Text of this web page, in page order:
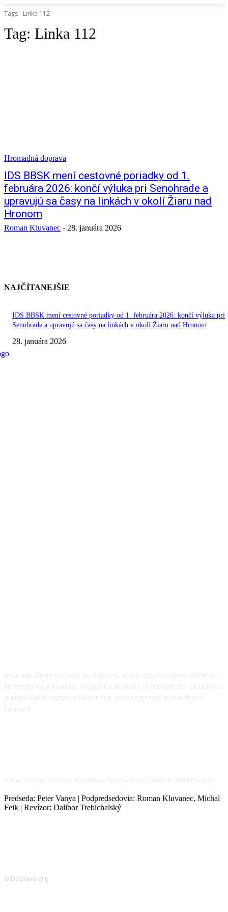
Tags Linka 112
Tag: Linka 112
Hromadná doprava
IDS BBSK mení cestovné poriadky od 1.
februára 2026: končí výluka pri Senohrade a
upravujú sa časy na linkách v okolí Žiaru nad
Hronom
Roman Kluvanec - 28. januára 2026
NAJČÍTANEJŠIE
IDS BBSK mení cestovné poriadky od 1. februára 2026: končí výluka pri
Senohrade a upravujú sa časy na linkách v okolí Žiaru nad Hronom
28. januára 2026
Predseda: Peter Vanya | Podpredsedovia: Roman Kluvanec, Michal
Feik | Revízor: Dalibor Trebichalský
© Doprava.org